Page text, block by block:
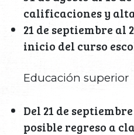
calificaciones y
21 de septiembre al
inicio del curso
Educación superior
Del 21 de
posible regreso a